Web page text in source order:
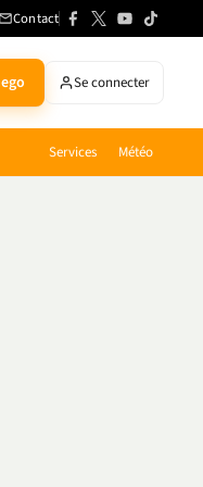
Contact
Se connecter
Services Météo